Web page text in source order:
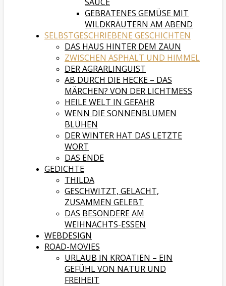
GEBRATENES GEMÜSE MIT
WILDKRÄUTERN AM ABEND
SELBSTGESCHRIEBENE GESCHICHTEN
DAS HAUS HINTER DEM ZAUN
ZWISCHEN ASPHALT UND HIMMEL
DER AGRARLINGUIST
AB DURCH DIE HECKE – DAS
MÄRCHEN? VON DER LICHTMESS
HEILE WELT IN GEFAHR
WENN DIE SONNENBLUMEN
BLÜHEN
DER WINTER HAT DAS LETZTE
WORT
DAS ENDE
GEDICHTE
THILDA
GESCHWITZT, GELACHT,
ZUSAMMEN GELEBT
DAS BESONDERE AM
WEIHNACHTS-ESSEN
WEBDESIGN
ROAD-MOVIES
URLAUB IN KROATIEN – EIN
GEFÜHL VON NATUR UND
FREIHEIT